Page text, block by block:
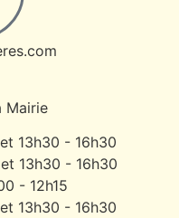
Mairie
13h30 - 16h30
13h30 - 16h30
- 12h15
13h30 - 16h30